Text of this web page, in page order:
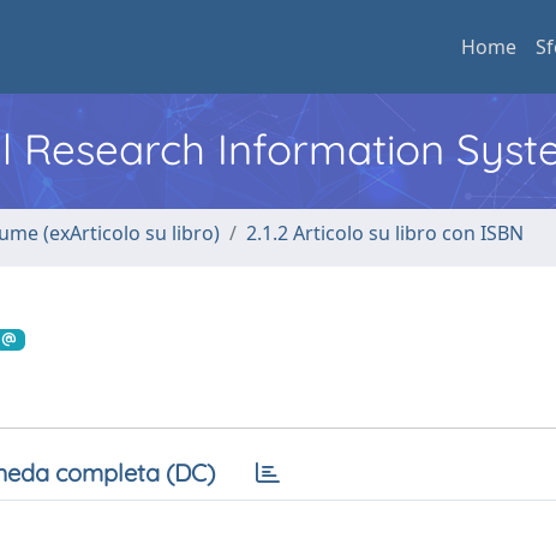
Home
Research Information
(exArticolo su libro) 2.1.2 Articolo su libro con ISBN
completa (DC)